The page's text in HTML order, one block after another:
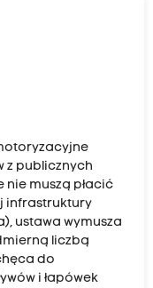
z publicznych
muszą płacić
infrastruktury
ustawa wymusza
liczbą
do
i łapówek